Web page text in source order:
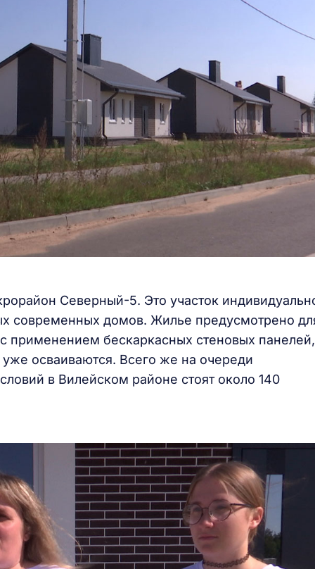
Северный-5. Это участок
современных домов. Жилье предусмотрено
применением бескаркасных стеновых панелей,
осваиваются. Всего же на очереди
в Вилейском районе стоят около 140